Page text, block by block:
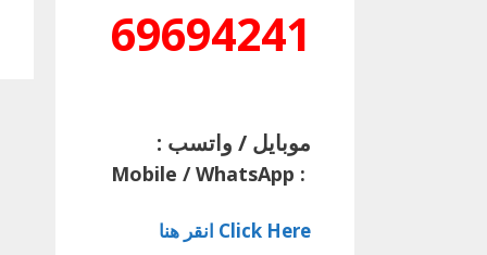
69694241
موبايل / واتسب :
:
Mobile / WhatsApp
Click Here انقر هنا